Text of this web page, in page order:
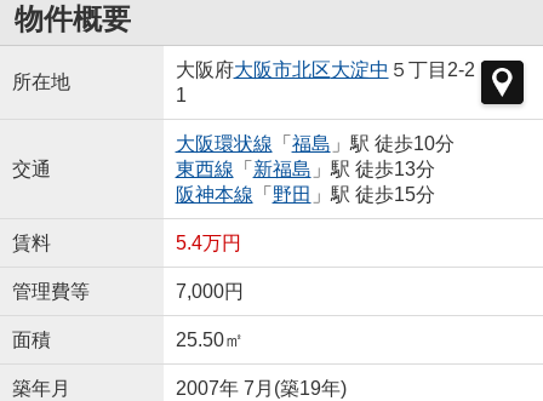
物件概要
所在地
大阪府大阪市北区大淀中 ５丁目2-2
1
交通
大阪環状線 「 福島 」駅 徒歩10分
東西線 「 新福島 」駅 徒歩13分
阪神本線 「 野田 」駅 徒歩15分
賃料 5.4万円
管理費等 7,000円
面積 25.50㎡
築年月 2007年 7月(築19年)